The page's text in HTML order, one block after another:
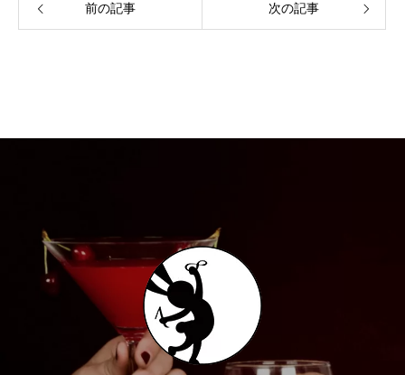
前の記事 次の記事